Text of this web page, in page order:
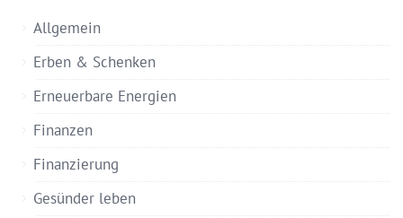
Allgemein
Erben & Schenken
Erneuerbare Energien
Finanzen
Finanzierung
Gesünder leben